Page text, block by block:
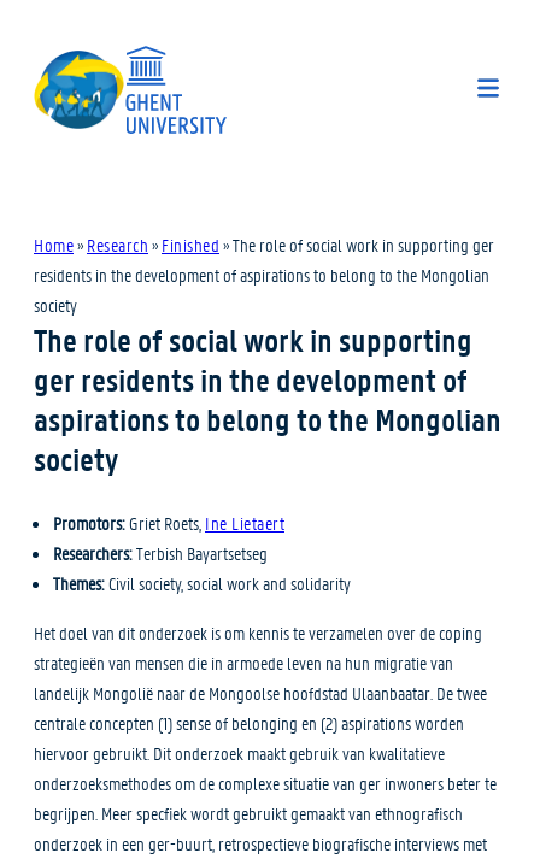
Home» Research » Finished »The role of social work in supporting ger
residents in the development of aspirations to belong to the Mongolian
society
The role of social work in supporting
ger residents in the development of
aspirations to belong to the Mongolian
society
Promotors:Griet Roets, Ine Lietaert
Researchers:Terbish Bayartsetseg
Themes:Civil society, social work and solidarity
Het doel van dit onderzoek is om kennis te verzamelen over de coping
strategieën van mensen die in armoede leven na hun migratie van
landelijk Mongolië naar de Mongoolse hoofdstad Ulaanbaatar. De twee
centrale concepten (1) sense of belonging en (2) aspirations worden
hiervoor gebruikt. Dit onderzoek maakt gebruik van kwalitatieve
onderzoeksmethodes om de complexe situatie van ger inwoners beter te
begrijpen. Meer specfiek wordt gebruikt gemaakt van ethnografisch
onderzoek in een ger-buurt, retrospectieve biografische interviews met